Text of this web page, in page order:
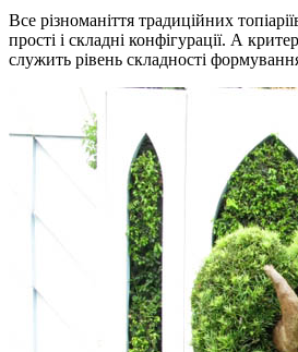
Все різноманіття традиційних
прості і складні конфігурації. А
служить рівень складності